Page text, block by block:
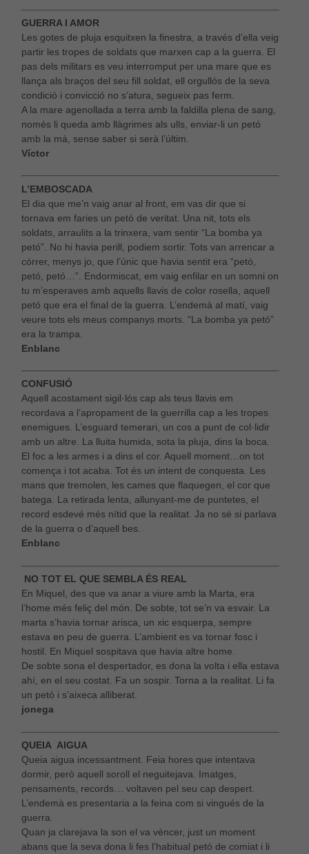
GUERRA I AMOR
Les gotes de pluja esquitxen la finestra, a través d’ella veig
partir les tropes de soldats que marxen cap a la guerra. El
pas dels militars es veu interromput per una mare que es
llança als braços del seu fill soldat, ell orgullós de la seva
condició i convicció no s’atura, segueix pas ferm.
A la mare agenollada a terra amb la faldilla plena de sang,
només li queda amb llàgrimes als ulls, enviar-li un petó
amb la mà, sense saber si serà l’últim.
Víctor
L’EMBOSCADA
El dia que me’n vaig anar al front, em vas dir que si
tornava em faries un petó de veritat. Una nit, tots els
soldats, arraulits a la trinxera, vam sentir “La bomba ya
petó”. No hi havia perill, podiem sortir. Tots van arrencar a
córrer, menys jo, que l’únic que havia sentit era “petó,
petó, petó…”. Endormiscat, em vaig enfilar en un somni on
tu m’esperaves amb aquells llavis de color rosella, aquell
petó que era el final de la guerra. L’endemà al matí, vaig
veure tots els meus companys morts. “La bomba ya petó”
era la trampa.
Enblanc
CONFUSIÓ
Aquell acostament sigil·lós cap als teus llavis em
recordava a l’apropament de la guerrilla cap a les tropes
enemigues. L’esguard temerari, un cos a punt de col·lidir
amb un altre. La lluita humida, sota la pluja, dins la boca.
El foc a les armes i a dins el cor. Aquell moment…on tot
comença i tot acaba. Tot és un intent de conquesta. Les
mans que tremolen, les cames que flaquegen, el cor que
batega. La retirada lenta, allunyant-me de puntetes, el
record esdevé més nítid que la realitat. Ja no sé si parlava
de la guerra o d’aquell bes.
Enblanc
NO TOT EL QUE SEMBLA ÉS REAL
En Miquel, des que va anar a viure amb la Marta, era
l’home més feliç del món. De sobte, tot se’n va esvair. La
marta s’havia tornar arisca, un xic esquerpa, sempre
estava en peu de guerra. L’ambient es va tornar fosc i
hostil. En Miquel sospitava que havia altre home.
De sobte sona el despertador, es dona la volta i ella estava
ahí, en el seu costat. Fa un sospir. Torna a la realitat. Li fa
un petó i s’aixeca alliberat.
jonega
QUEIA AIGUA
Queia aigua incessantment. Feia hores que intentava
dormir, però aquell soroll el neguitejava. Imatges,
pensaments, records… voltaven pel seu cap despert.
L’endemà es presentaria a la feina com si vingués de la
guerra.
Quan ja clarejava la son el va vèncer, just un moment
abans que la seva dona li fes l’habitual petó de comiat i li
Necessàries
Aquestes
cookies no
són
opcionals,
necessàries
per al bon
funcionament
web.
la nostra web
necessitem
aquestes
cookies.
Experiència
Per tal que el
possible
vostra visita.
Si rebutges
aquestes
cookies,
alguna
desapareixerà
del lloc web.